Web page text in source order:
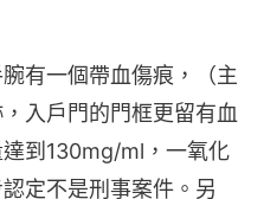
有一個帶血傷痕，（主
入戶門的門框更留有血
到130mg/ml，一氧化
定不是刑事案件。另